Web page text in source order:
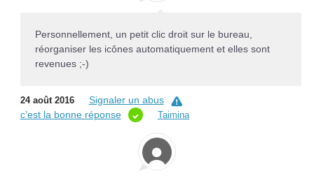
Personnellement, un petit clic droit sur le bureau,
réorganiser les icônes automatiquement et elles sont
revenues ;-)
24 août 2016
Signaler un abus
c’est la bonne réponse
Taimina